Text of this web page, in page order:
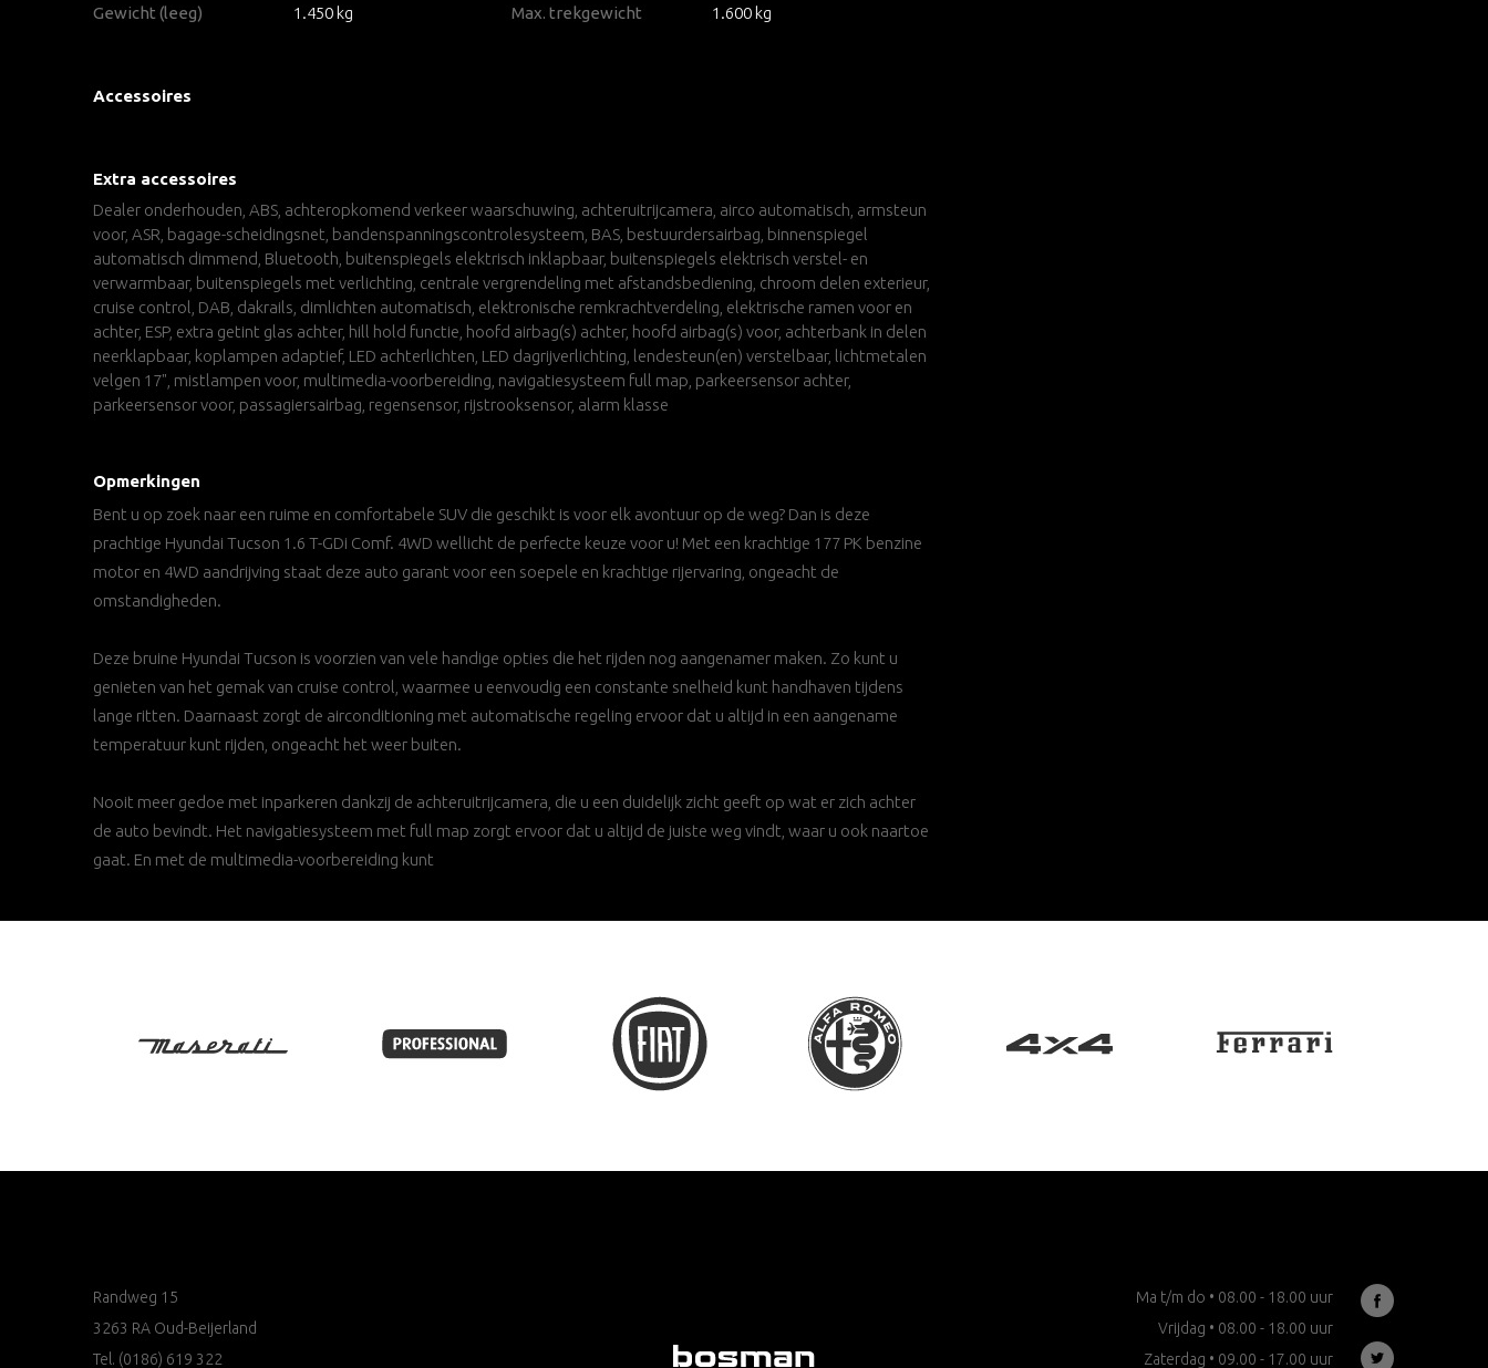
Gewicht (leeg) 1.450 kg Max. trekgewicht 1.600 kg
Accessoires
Extra accessoires
Dealer onderhouden, ABS, achteropkomend verkeer waarschuwing, achteruitrijcamera, airco automatisch, armsteun
voor, ASR, bagage-scheidingsnet, bandenspanningscontrolesysteem, BAS, bestuurdersairbag, binnenspiegel
automatisch dimmend, Bluetooth, buitenspiegels elektrisch inklapbaar, buitenspiegels elektrisch verstel- en
verwarmbaar, buitenspiegels met verlichting, centrale vergrendeling met afstandsbediening, chroom delen exterieur,
cruise control, DAB, dakrails, dimlichten automatisch, elektronische remkrachtverdeling, elektrische ramen voor en
achter, ESP, extra getint glas achter, hill hold functie, hoofd airbag(s) achter, hoofd airbag(s) voor, achterbank in delen
neerklapbaar, koplampen adaptief, LED achterlichten, LED dagrijverlichting, lendesteun(en) verstelbaar, lichtmetalen
velgen 17", mistlampen voor, multimedia-voorbereiding, navigatiesysteem full map, parkeersensor achter,
parkeersensor voor, passagiersairbag, regensensor, rijstrooksensor, alarm klasse
Opmerkingen
Bent u op zoek naar een ruime en comfortabele SUV die geschikt is voor elk avontuur op de weg? Dan is deze
prachtige Hyundai Tucson 1.6 T-GDi Comf. 4WD wellicht de perfecte keuze voor u! Met een krachtige 177 PK benzine
motor en 4WD aandrijving staat deze auto garant voor een soepele en krachtige rijervaring, ongeacht de
omstandigheden.
Deze bruine Hyundai Tucson is voorzien van vele handige opties die het rijden nog aangenamer maken. Zo kunt u
genieten van het gemak van cruise control, waarmee u eenvoudig een constante snelheid kunt handhaven tijdens
lange ritten. Daarnaast zorgt de airconditioning met automatische regeling ervoor dat u altijd in een aangename
temperatuur kunt rijden, ongeacht het weer buiten.
Nooit meer gedoe met inparkeren dankzij de achteruitrijcamera, die u een duidelijk zicht geeft op wat er zich achter
de auto bevindt. Het navigatiesysteem met full map zorgt ervoor dat u altijd de juiste weg vindt, waar u ook naartoe
gaat. En met de multimedia-voorbereiding kunt
Randweg 15
3263 RA Oud-Beijerland
Tel. (0186) 619 322
Ma t/m do • 08.00 - 18.00 uur
Vrijdag • 08.00 - 18.00 uur
Zaterdag • 09.00 - 17.00 uur